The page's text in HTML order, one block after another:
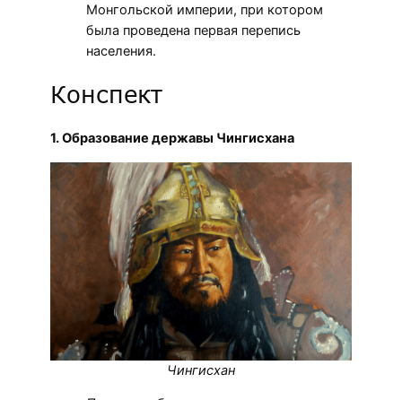
Монгольской империи, при котором
была проведена первая перепись
населения.
Конспект
1. Образование державы Чингисхана
Чингисхан